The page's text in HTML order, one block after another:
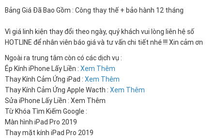
Bảng Giá Đã Bao Gồm : Công thay thế + bảo hành 12 tháng
Vì giá linh kiện thay đổi theo ngày, quý khách vui lòng liên hệ số
HOTLINE để nhân viên báo giá và tư vấn chi tiết nhé !!! Xin cảm ơn
Ngoài ra trung tâm còn có các dịch vụ :
Ép Kính iPhone Lấy Liền : Xem Thêm
Thay Kính Cảm Ứng iPad : Xem Thêm
Thay Kính Cảm Ứng Apple Wacth : Xem Thêm
Sửa iPhone Lấy Liền : Xem Thêm
Từ Khóa Tìm Kiếm Google :
Màn hình iPad Pro 2019
Thay mặt kính iPad Pro 2019